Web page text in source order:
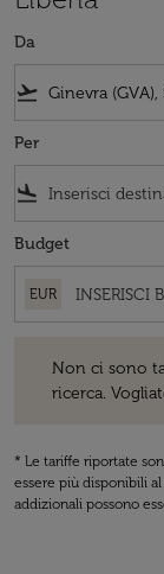
Da
flight_takeoff
Per
flight_land
Budget
EUR
Non ci sono
ricerca.
* Le tariffe riportate
essere più disponibili
addizionali possono